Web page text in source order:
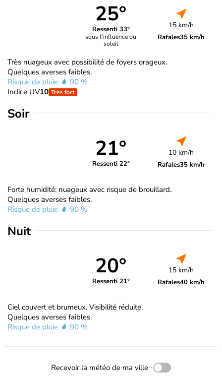
25°
Ressenti 33°
sous l’influence du
soleil
15 km/h
Rafales35 km/h
Très nuageux avec possibilité de foyers orageux.
Quelques averses faibles.
Risque de pluie
90 %
Indice UV10 Très fort
Soir
21°
Ressenti 22°
10 km/h
Rafales35 km/h
Forte humidité: nuageux avec risque de brouillard.
Quelques averses faibles.
Risque de pluie
90 %
Nuit
20°
Ressenti 21°
15 km/h
Rafales40 km/h
Ciel couvert et brumeux. Visibilité réduite.
Quelques averses faibles.
Risque de pluie
90 %
Recevoir la météo de ma ville